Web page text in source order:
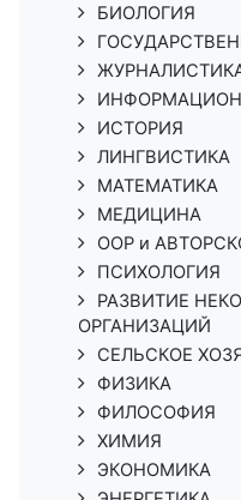
БИОЛОГИЯ
ИСТОРИЯ
ЛИНГВИСТИКА
МАТЕМАТИКА
МЕДИЦИНА
ООР и
ПСИХОЛОГИЯ
РАЗВИТИЕ
ОРГАНИЗАЦИЙ
СЕЛЬСКОЕ
ФИЗИКА
ФИЛОСОФИЯ
ХИМИЯ
ЭКОНОМИКА